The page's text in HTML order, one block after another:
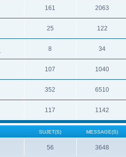
161 2063
25 122
8 34
107 1040
352 6510
117 1142
SUJET(S) MESSAGE(S)
56 3648